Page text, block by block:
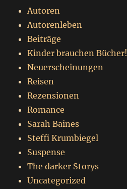
Autoren
Autorenleben
Beiträge
Kinder brauchen Bücher!
Neuerscheinungen
Reisen
Rezensionen
Romance
Sarah Baines
Steffi Krumbiegel
Suspense
The darker Storys
Uncategorized